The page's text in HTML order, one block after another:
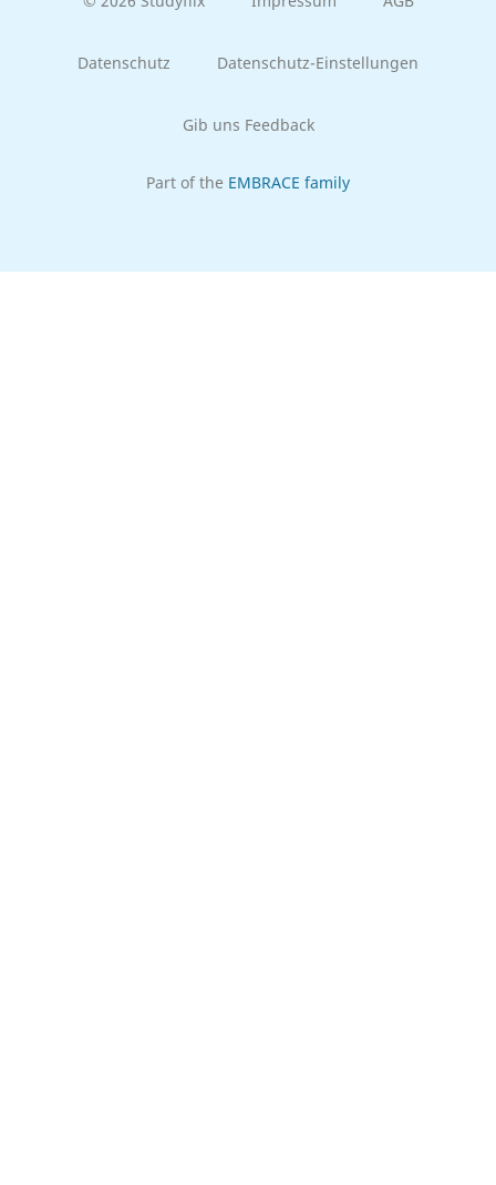
Datenschutz Datenschutz-Einstellungen
Gib uns Feedback
Part of the EMBRACE family